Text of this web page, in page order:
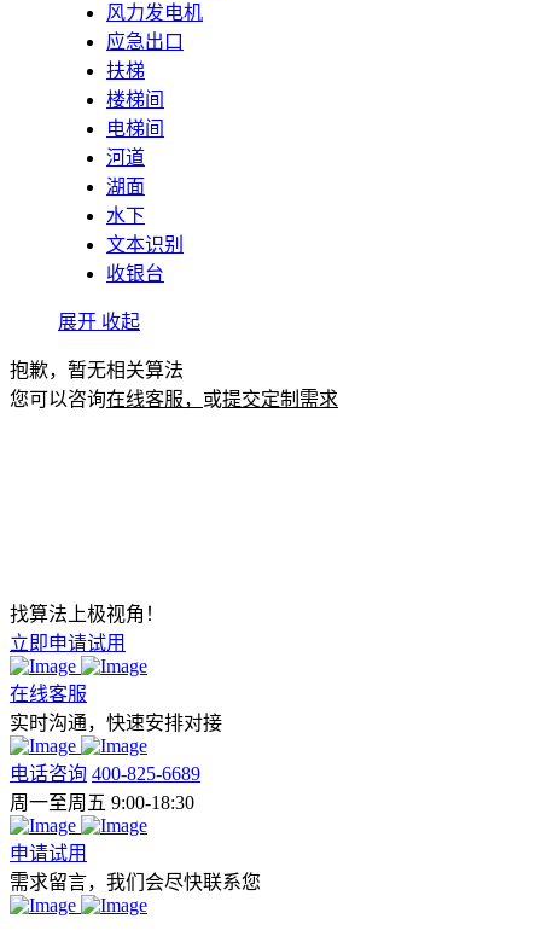
风力发电机
应急出口
扶梯
楼梯间
电梯间
河道
湖面
水下
文本识别
收银台
展开 收起
抱歉，暂无相关算法
您可以咨询在线客服， 或提交定制需求
找算法上极视角！
立即申请试用
在线客服
实时沟通，快速安排对接
电话咨询 400-825-6689
周一至周五 9:00-18:30
申请试用
需求留言，我们会尽快联系您